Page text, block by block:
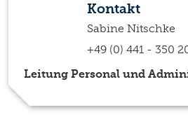
Kontakt
Sabine Nitschke
+49 (0) 441 - 350
Leitung Personal und